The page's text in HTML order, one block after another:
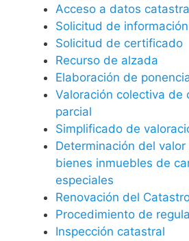
Acceso a datos
Solicitud de
Solicitud de certificado
Recurso de alzada
Elaboración de
Valoración colectiva de
parcial
Simplificado de
Determinación del
bienes inmuebles de
especiales
Renovación del
Procedimiento de
Inspección catastral